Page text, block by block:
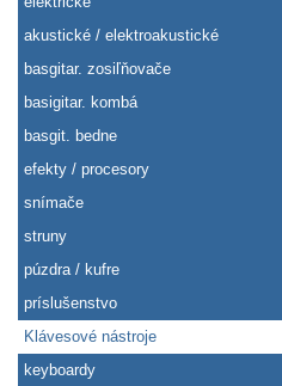
akustické / elektroakustické
basgitar. zosiľňovače
basigitar. kombá
basgit. bedne
efekty / procesory
snímače
struny
púzdra / kufre
príslušenstvo
Klávesové nástroje
keyboardy